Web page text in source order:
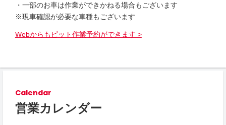
・一部のお車は作業ができかねる場合もございます
※現車確認が必要な車種もございます
Webからもピット作業予約ができます >
Calendar
営業カレンダー